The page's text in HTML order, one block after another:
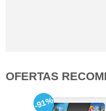
OFERTAS
-91%